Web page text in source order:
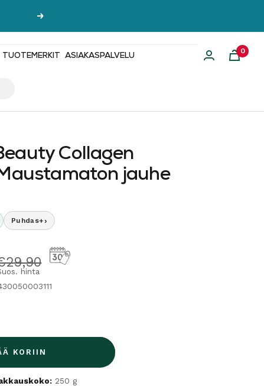
Seuraava
TUOTEMERKIT ASIAKASPALVELU
0
Collagen
jauhe
Puhdas+›
hinta
KORIIN
250 g